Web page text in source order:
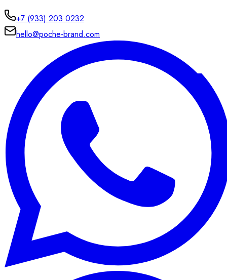
+7 (933) 203 0232
hello@poche-brand.com